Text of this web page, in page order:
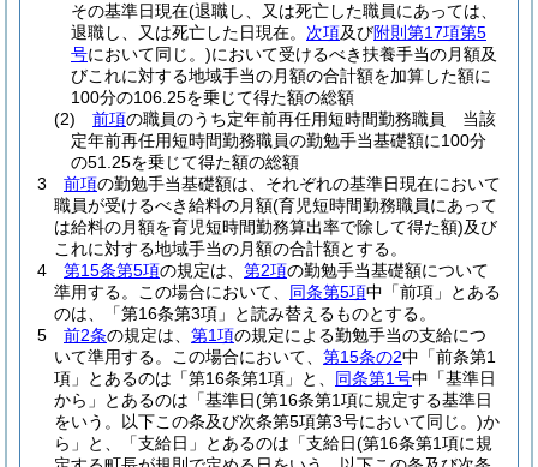
その基準日現在(退職し、又は死亡した職員にあっては、
退職し、又は死亡した日現在。 次項及び附則第17項第5
号において同じ。)において受けるべき扶養手当の月額及
びこれに対する地域手当の月額の合計額を加算した額に
100分の106.25を乗じて得た額の総額
(2)
前項の職員のうち定年前再任用短時間勤務職員 当該
定年前再任用短時間勤務職員の勤勉手当基礎額に100分
の51.25を乗じて得た額の総額
3
前項の勤勉手当基礎額は、それぞれの基準日現在において
職員が受けるべき給料の月額(育児短時間勤務職員にあって
は給料の月額を育児短時間勤務算出率で除して得た額)及び
これに対する地域手当の月額の合計額とする。
4
第15条第5項の規定は、 第2項の勤勉手当基礎額について
準用する。
この場合において、 同条第5項中「前項」とある
のは、「第16条第3項」と読み替えるものとする。
5
前2条の規定は、 第1項の規定による勤勉手当の支給につ
いて準用する。
この場合において、 第15条の2中「前条第1
項」とあるのは「第16条第1項」と、 同条第1号中「基準日
から」とあるのは「基準日(第16条第1項に規定する基準日
をいう。以下この条及び次条第5項第3号において同じ。)か
ら」と、「支給日」とあるのは「支給日(第16条第1項に規